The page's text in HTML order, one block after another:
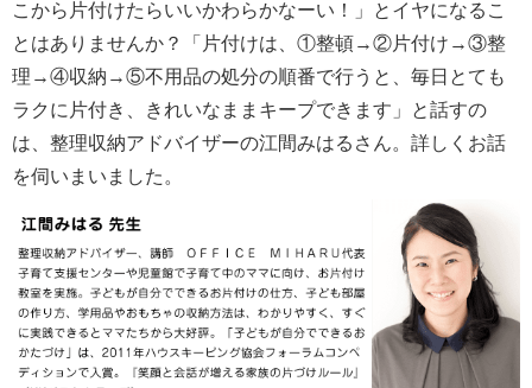
こから片付けたらいいかわらかなーい！」とイヤになるこ
とはありませんか？「片付けは、①整頓→②片付け→③整
理→④収納→⑤不用品の処分の順番で行うと、毎日とても
ラクに片付き、きれいなままキープできます」と話すの
は、整理収納アドバイザーの江間みはるさん。詳しくお話
を伺いまいました。